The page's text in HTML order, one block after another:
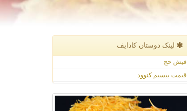
لینک دوستان كادایف
فیش حج
قیمت بیسیم کنوود